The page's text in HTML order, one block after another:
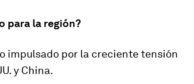
para la región?
impulsado por la creciente tensión
y China.